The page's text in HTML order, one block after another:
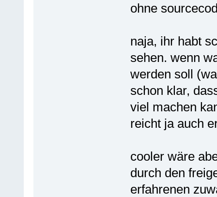
ohne
naja, ihr habt
sehen. wenn
werden soll
schon klar,
viel machen
reicht ja auch
cooler wäre
durch den
erfahrenen